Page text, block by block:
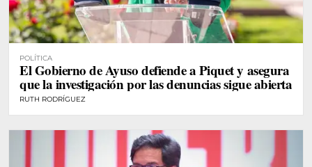
POLÍTICA
El Gobierno de Ayuso defiende a Piquet y asegura
que la investigación por las denuncias sigue abierta
RUTH RODRÍGUEZ